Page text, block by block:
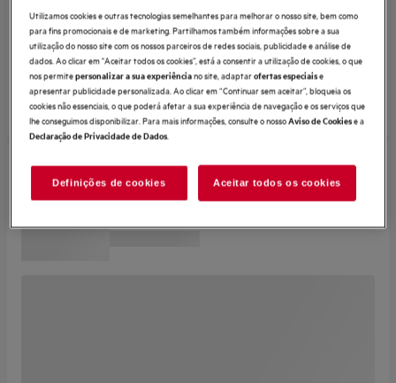
Utilizamos cookies e outras tecnologias semelhantes para melhorar o nosso site, bem como
para fins promocionais e de marketing. Partilhamos também informações sobre a sua
utilização do nosso site com os nossos parceiros de redes sociais, publicidade e análise de
dados. Ao clicar em "Aceitar todos os cookies”, está a consentir a utilização de cookies, o que
nos permitepersonalizar a sua experiênciano site, adaptarofertas especiaise
apresentar publicidade personalizada. Ao clicar em “Continuar sem aceitar”, bloqueia os
cookies não essenciais, o que poderá afetar a sua experiência de navegação e os serviços que
lhe conseguimos disponibilizar. Para mais informações, consulte o nossoAviso de Cookiese a
Declaração de Privacidade de Dados.
Definições de cookies Aceitar todos os cookies